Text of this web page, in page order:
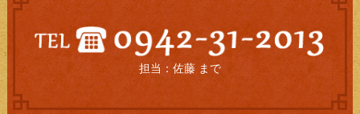
担当：佐藤 まで